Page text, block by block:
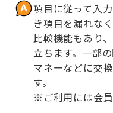
項目に従って入
き項目を漏れな
比較機能もあり
立ちます。一部
マネーなどに交
す。
※ご利用には会